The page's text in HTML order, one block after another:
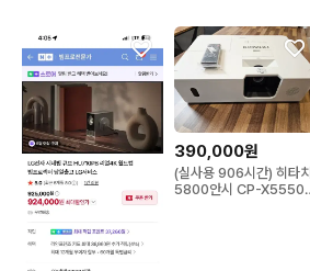
390,000원
(실사용 906시간) 히타치
5800안시 CP-X5550